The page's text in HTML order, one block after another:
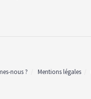
nous ? Mentions légales